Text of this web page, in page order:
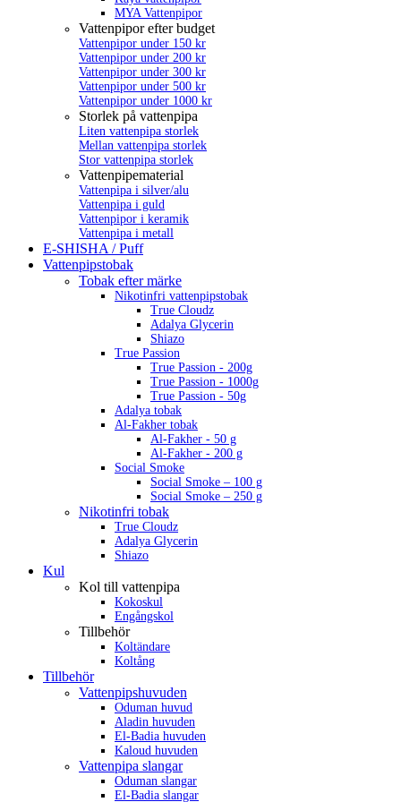
MYA Vattenpipor
Vattenpipor efter budget
Vattenpipor under 150 kr
Vattenpipor under 200 kr
Vattenpipor under 300 kr
Vattenpipor under 500 kr
Vattenpipor under 1000 kr
Storlek på vattenpipa
Liten vattenpipa storlek
Mellan vattenpipa storlek
Stor vattenpipa storlek
Vattenpipematerial
Vattenpipa i silver/alu
Vattenpipa i guld
Vattenpipor i keramik
Vattenpipa i metall
E-SHISHA / Puff
Vattenpipstobak
Tobak efter märke
Nikotinfri vattenpipstobak
True Cloudz
Adalya Glycerin
Shiazo
True Passion
True Passion - 200g
True Passion - 1000g
True Passion - 50g
Adalya tobak
Al-Fakher tobak
Al-Fakher - 50 g
Al-Fakher - 200 g
Social Smoke
Social Smoke – 100 g
Social Smoke – 250 g
Nikotinfri tobak
True Cloudz
Adalya Glycerin
Shiazo
Kul
Kol till vattenpipa
Kokoskul
Engångskol
Tillbehör
Koltändare
Koltång
Tillbehör
Vattenpipshuvuden
Oduman huvud
Aladin huvuden
El-Badia huvuden
Kaloud huvuden
Vattenpipa slangar
Oduman slangar
El-Badia slangar